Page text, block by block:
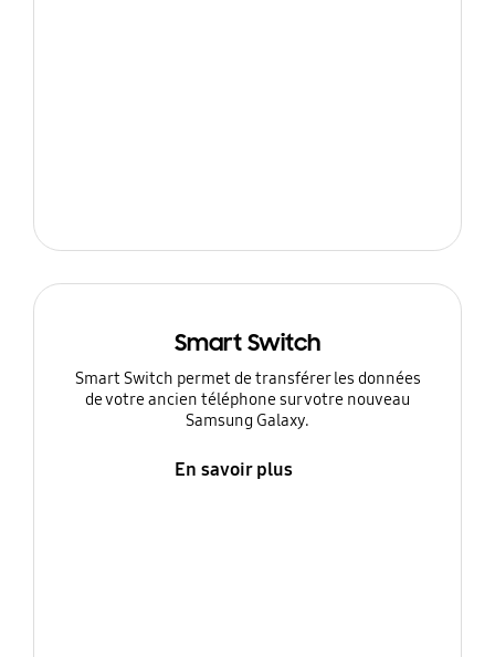
Smart Switch
Smart Switch permet de transférer les données
de votre ancien téléphone sur votre nouveau
Samsung Galaxy.
En savoir plus